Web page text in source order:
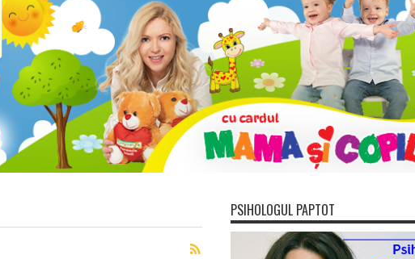
PSIHOLOGUL PAPTOT